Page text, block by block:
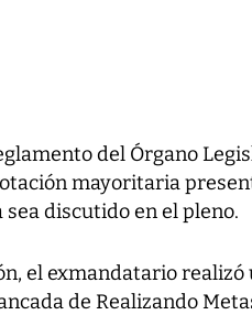
del Órgano
mayoritaria
discutido en el pleno.
el exmandatario realizó
de Realizando